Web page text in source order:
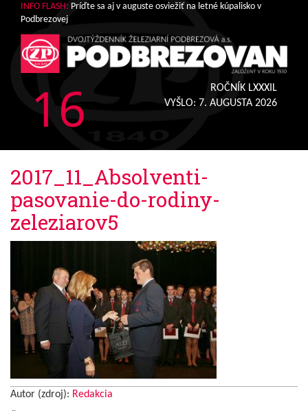
INFO FLASH: Príďte sa aj v auguste osviežiť na letné kúpalisko v
Podbrezovej
16
ROČNÍK LXXXIL
VYŠLO: 7. AUGUSTA 2026
2017_11_Absolventi-
pasovanie-do-rodiny-
zeleziarov5
Autor (zdroj): Redakcia